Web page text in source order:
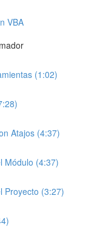
VBA
(1:02)
Atajos (4:37)
Módulo (4:37)
Proyecto (3:27)